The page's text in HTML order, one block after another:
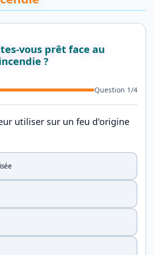
vous prêt face au
?
Question 1/4
utiliser sur un feu d'origine